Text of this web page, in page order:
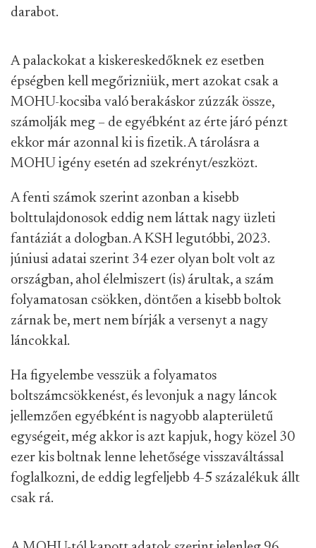
darabot.
A palackokat a kiskereskedőknek ez esetben
épségben kell megőrizniük, mert azokat csak a
MOHU-kocsiba való berakáskor zúzzák össze,
számolják meg – de egyébként az érte járó pénzt
ekkor már azonnal ki is fizetik. A tárolásra a
MOHU igény esetén ad szekrényt/eszközt.
A fenti számok szerint azonban a kisebb
bolttulajdonosok eddig nem láttak nagy üzleti
fantáziát a dologban. A KSH legutóbbi, 2023.
júniusi adatai szerint 34 ezer olyan bolt volt az
országban, ahol élelmiszert (is) árultak, a szám
folyamatosan csökken, döntően a kisebb boltok
zárnak be, mert nem bírják a versenyt a nagy
láncokkal.
Ha figyelembe vesszük a folyamatos
boltszámcsökkenést, és levonjuk a nagy láncok
jellemzően egyébként is nagyobb alapterületű
egységeit, még akkor is azt kapjuk, hogy közel 30
ezer kis boltnak lenne lehetősége visszaváltással
foglalkozni, de eddig legfeljebb 4-5 százalékuk állt
csak rá.